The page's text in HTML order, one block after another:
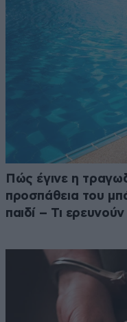
Πώς έγινε η
προσπάθεια του
παιδί – Τι